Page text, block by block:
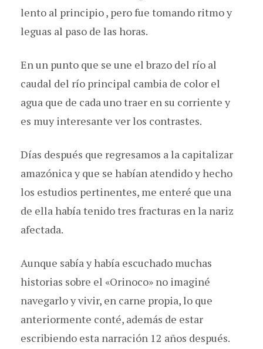
lento al principio , pero fue tomando ritmo y
leguas al paso de las horas.
En un punto que se une el brazo del río al
caudal del río principal cambia de color el
agua que de cada uno traer en su corriente y
es muy interesante ver los contrastes.
Días después que regresamos a la capitalizar
amazónica y que se habían atendido y hecho
los estudios pertinentes, me enteré que una
de ella había tenido tres fracturas en la nariz
afectada.
Aunque sabía y había escuchado muchas
historias sobre el «Orinoco» no imaginé
navegarlo y vivir, en carne propia, lo que
anteriormente conté, además de estar
escribiendo esta narración 12 años después.